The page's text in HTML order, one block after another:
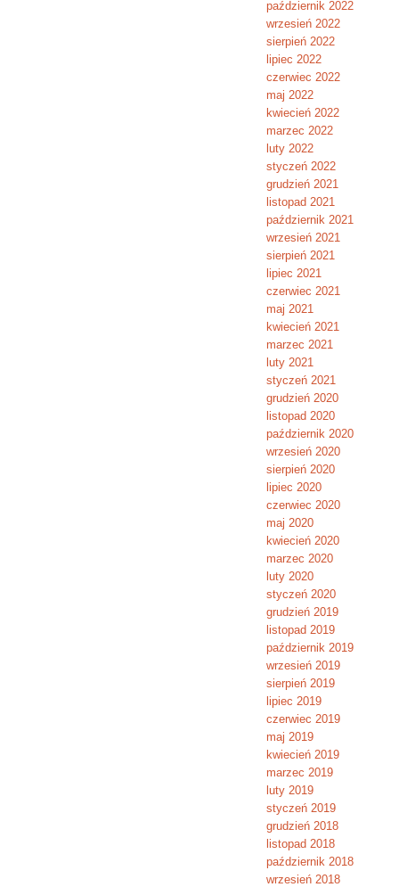
październik 2022
wrzesień 2022
sierpień 2022
lipiec 2022
czerwiec 2022
maj 2022
kwiecień 2022
marzec 2022
luty 2022
styczeń 2022
grudzień 2021
listopad 2021
październik 2021
wrzesień 2021
sierpień 2021
lipiec 2021
czerwiec 2021
maj 2021
kwiecień 2021
marzec 2021
luty 2021
styczeń 2021
grudzień 2020
listopad 2020
październik 2020
wrzesień 2020
sierpień 2020
lipiec 2020
czerwiec 2020
maj 2020
kwiecień 2020
marzec 2020
luty 2020
styczeń 2020
grudzień 2019
listopad 2019
październik 2019
wrzesień 2019
sierpień 2019
lipiec 2019
czerwiec 2019
maj 2019
kwiecień 2019
marzec 2019
luty 2019
styczeń 2019
grudzień 2018
listopad 2018
październik 2018
wrzesień 2018